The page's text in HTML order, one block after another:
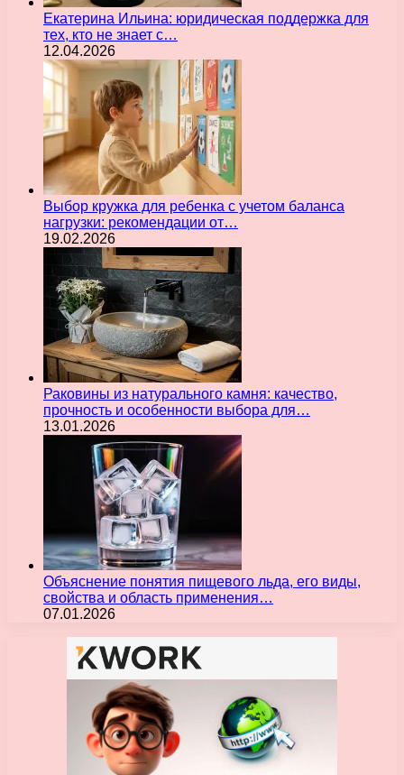
Екатерина Ильина: юридическая поддержка для
тех, кто не знает с…
12.04.2026
Выбор кружка для ребенка с учетом баланса
нагрузки: рекомендации от…
19.02.2026
Раковины из натурального камня: качество,
прочность и особенности выбора для…
13.01.2026
Объяснение понятия пищевого льда, его виды,
свойства и область применения…
07.01.2026